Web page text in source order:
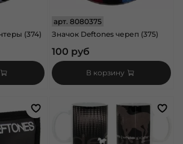
(374)
арт.8080375
Значок Deftones череп (375)
100 руб
В корзину